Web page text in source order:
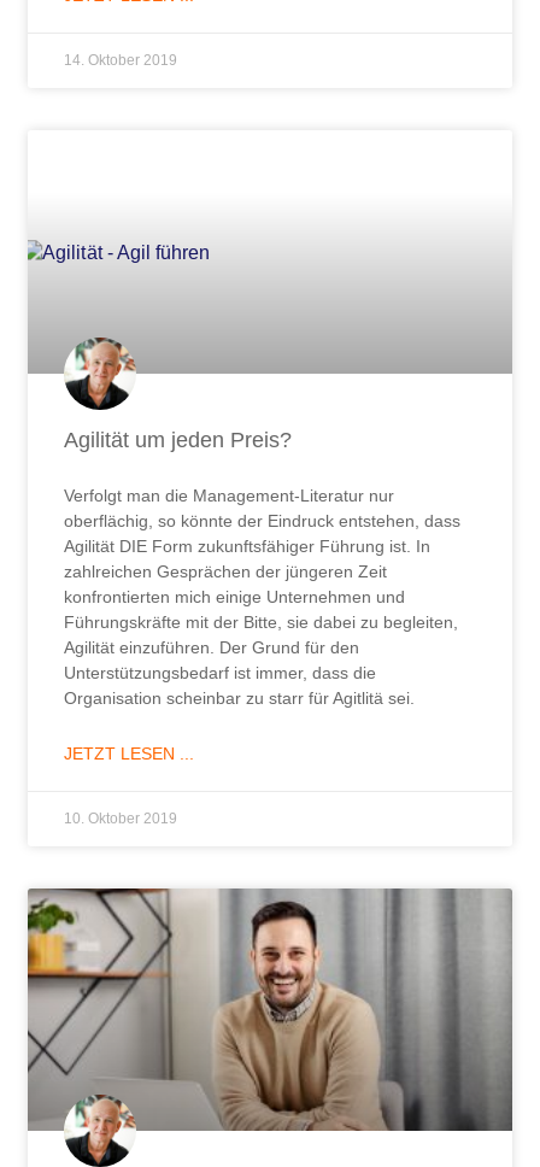
14. Oktober 2019
Agilität um jeden Preis?
Verfolgt man die Management-Literatur nur
oberflächig, so könnte der Eindruck entstehen, dass
Agilität DIE Form zukunftsfähiger Führung ist. In
zahlreichen Gesprächen der jüngeren Zeit
konfrontierten mich einige Unternehmen und
Führungskräfte mit der Bitte, sie dabei zu begleiten,
Agilität einzuführen. Der Grund für den
Unterstützungsbedarf ist immer, dass die
Organisation scheinbar zu starr für Agitlitä sei.
JETZT LESEN ...
10. Oktober 2019